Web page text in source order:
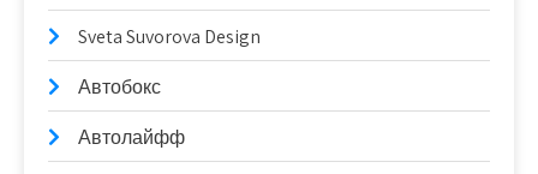
Sveta Suvorova Design
Автобокс
Автолайфф